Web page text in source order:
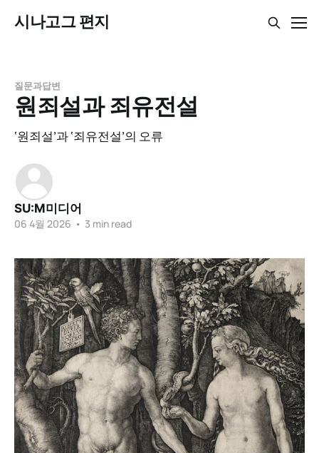
시나고그 편지
질문과답변
원죄설과 죄유전설
‘원죄설’과 ‘죄유전설’의 오류
SU:M미디어
06 4월 2026 • 3 min read